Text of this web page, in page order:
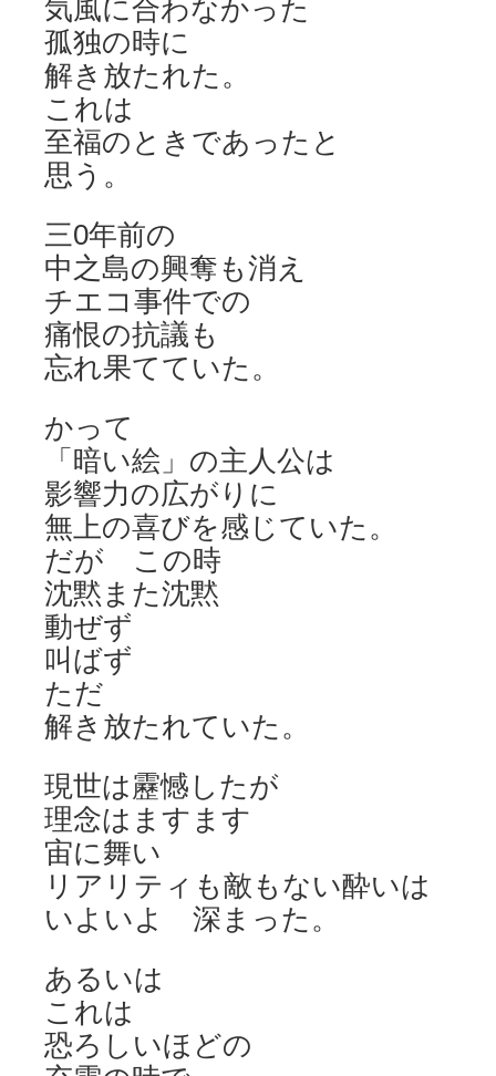
気風に合わなかった
孤独の時に
解き放たれた。
これは
至福のときであったと
思う。
三0年前の
中之島の興奪も消え
チエコ事件での
痛恨の抗議も
忘れ果てていた。
かって
「暗い絵」の主人公は
影響力の広がりに
無上の喜びを感じていた。
だが この時
沈黙また沈黙
動ぜず
叫ばず
ただ
解き放たれていた。
現世は靂憾したが
理念はますます
宙に舞い
リアリティも敵もない酔いは
いよいよ 深まった。
あるいは
これは
恐ろしいほどの